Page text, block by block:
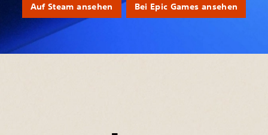
Auf Steam ansehen Bei Epic Games ansehen